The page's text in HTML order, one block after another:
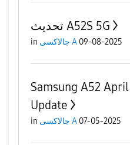
تحديث A52S 5G
in جالاكسى A 09-08-2025
Samsung A52
Update
in جالاكسى A 07-05-2025